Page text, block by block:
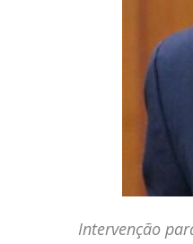
Intervenção